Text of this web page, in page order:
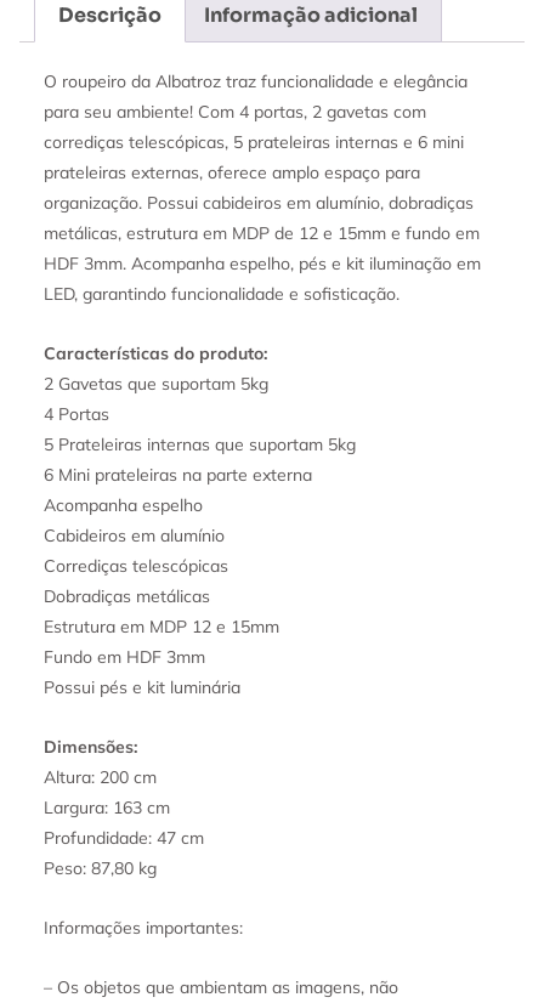
Descrição Informação adicional
O roupeiro da Albatroz traz funcionalidade e elegância
para seu ambiente! Com 4 portas, 2 gavetas com
corrediças telescópicas, 5 prateleiras internas e 6 mini
prateleiras externas, oferece amplo espaço para
organização. Possui cabideiros em alumínio, dobradiças
metálicas, estrutura em MDP de 12 e 15mm e fundo em
HDF 3mm. Acompanha espelho, pés e kit iluminação em
LED, garantindo funcionalidade e sofisticação.
Características do produto:
2 Gavetas que suportam 5kg
4 Portas
5 Prateleiras internas que suportam 5kg
6 Mini prateleiras na parte externa
Acompanha espelho
Cabideiros em alumínio
Corrediças telescópicas
Dobradiças metálicas
Estrutura em MDP 12 e 15mm
Fundo em HDF 3mm
Possui pés e kit luminária
Dimensões:
Altura: 200 cm
Largura: 163 cm
Profundidade: 47 cm
Peso: 87,80 kg
Informações importantes:
– Os objetos que ambientam as imagens, não